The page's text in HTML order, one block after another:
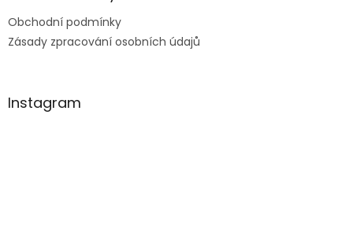
Obchodní podmínky
Zásady zpracování osobních údajů
Instagram